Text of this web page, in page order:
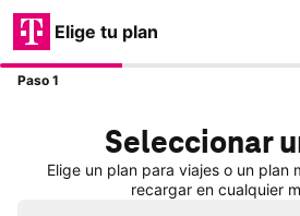
Elige tu plan
Paso 1
Seleccionar
Elige un plan para viajes o un plan
recargar en cualquier